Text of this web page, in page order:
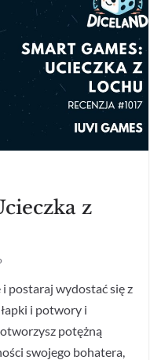
z
postaraj wydostać się z
i potwory i
potężną
swojego bohatera,